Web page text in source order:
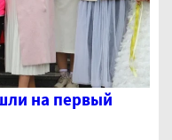
на первый